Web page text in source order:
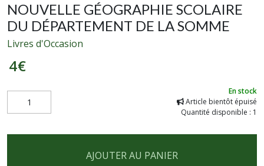
NOUVELLE GÉOGRAPHIE SCOLAIRE
DU DÉPARTEMENT DE LA SOMME
Livres d'Occasion
4€
En stock
Article bientôt épuisé
Quantité disponible : 1
AJOUTER AU PANIER